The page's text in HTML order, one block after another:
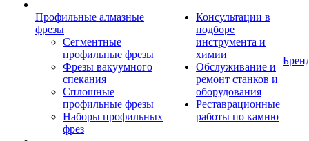
Профильные алмазные
фрезы
Сегментные
профильные фрезы
Фрезы вакуумного
спекания
Сплошные
профильные фрезы
Наборы профильных
фрез
Консультации в
подборе
инструмента и
химии
Обслуживание и
ремонт станков и
оборудования
Реставрационные
работы по камню